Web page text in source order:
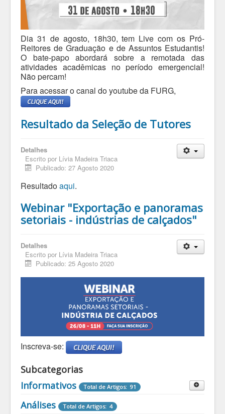
Dia 31 de agosto, 18h30, tem Live com os Pró-
Reitores de Graduação e de Assuntos Estudantis!
O bate-papo abordará sobre a remotada das
atividades acadêmicas no período emergencial!
Não percam!
Para acessar o canal do youtube da FURG,
Resultado da Seleção de Tutores
Detalhes
Escrito por Lívia Madeira Triaca
Publicado: 27 Agosto 2020
Resultadoaqui.
Webinar "Exportação e panoramas
setoriais - indústrias de calçados"
Detalhes
Escrito por Lívia Madeira Triaca
Publicado: 25 Agosto 2020
Inscreva-se:
Subcategorias
Informativos
Total de Artigos: 91
Destaques Informativos
Análises Total de Artigos: 4